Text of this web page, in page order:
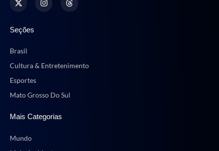
Seções
Brasil
Cultura & Entretenimento
Esportes
Mato Grosso Do Sul
Mais Categorias
Mundo